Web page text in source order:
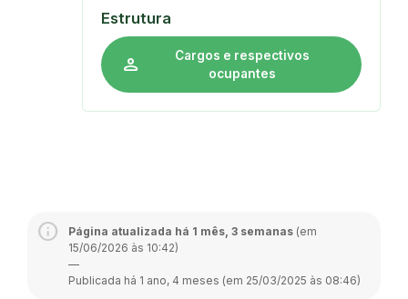
Estrutura
person
Cargos e respectivos
ocupantes
Página atualizada há 1 mês, 3 semanas (em
15/06/2026 às 10:42)
—
Publicada há 1 ano, 4 meses (em 25/03/2025 às 08:46)